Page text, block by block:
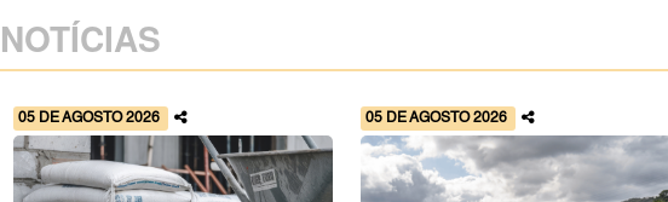
NOTÍCIAS
05 DE AGOSTO 2026 05 DE AGOSTO 2026